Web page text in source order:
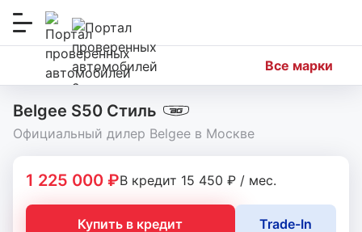
Все марки
Belgee S50 Стиль
Официальный дилер Belgee в Москве
1 225 000 ₽В кредит 15 450 ₽ / мес.
Купить в кредит Trade-In